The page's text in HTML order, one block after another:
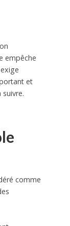
empêche
et
comme